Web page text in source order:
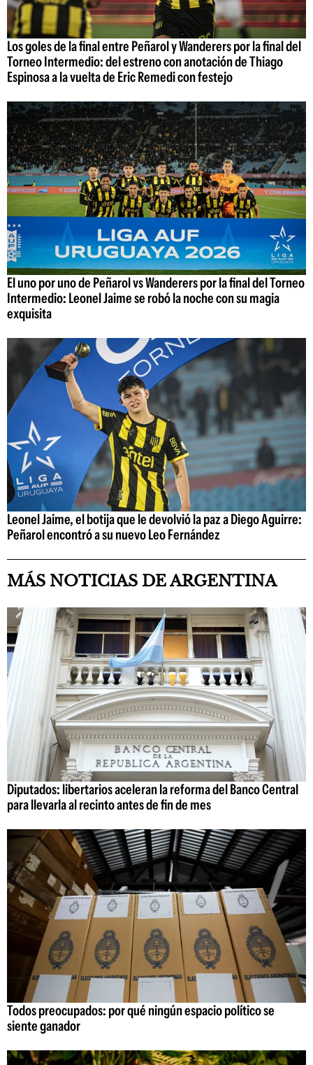
Los goles de la final entre Peñarol y Wanderers por la final del
Torneo Intermedio: del estreno con anotación de Thiago
Espinosa a la vuelta de Eric Remedi con festejo
El uno por uno de Peñarol vs Wanderers por la final del Torneo
Intermedio: Leonel Jaime se robó la noche con su magia
exquisita
Leonel Jaime, el botija que le devolvió la paz a Diego Aguirre:
Peñarol encontró a su nuevo Leo Fernández
MÁS NOTICIAS DE ARGENTINA
Diputados: libertarios aceleran la reforma del Banco Central
para llevarla al recinto antes de fin de mes
Todos preocupados: por qué ningún espacio político se
siente ganador